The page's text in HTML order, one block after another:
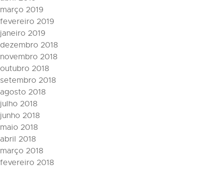
março 2019
fevereiro 2019
janeiro 2019
dezembro 2018
novembro 2018
outubro 2018
setembro 2018
agosto 2018
julho 2018
junho 2018
maio 2018
abril 2018
março 2018
fevereiro 2018